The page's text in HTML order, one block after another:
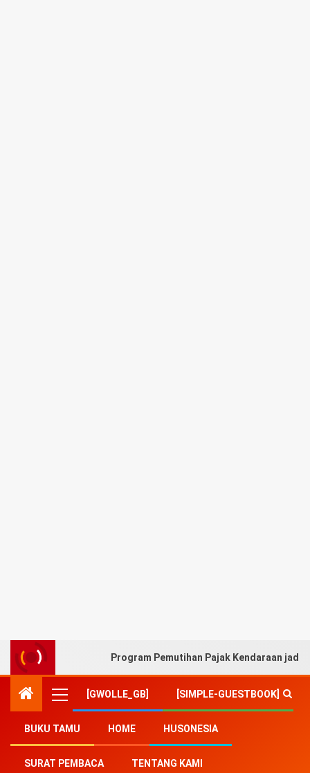
Program Pemutihan Pajak Kendaraan jadi
[GWOLLE_GB] [SIMPLE-GUESTBOOK]
BUKU TAMU HOME HUSONESIA
SURAT PEMBACA TENTANG KAMI
Home-Sosial Budaya-ASN Kota Kediri Berbagi
Makanan Siap Saji Produk UMKM